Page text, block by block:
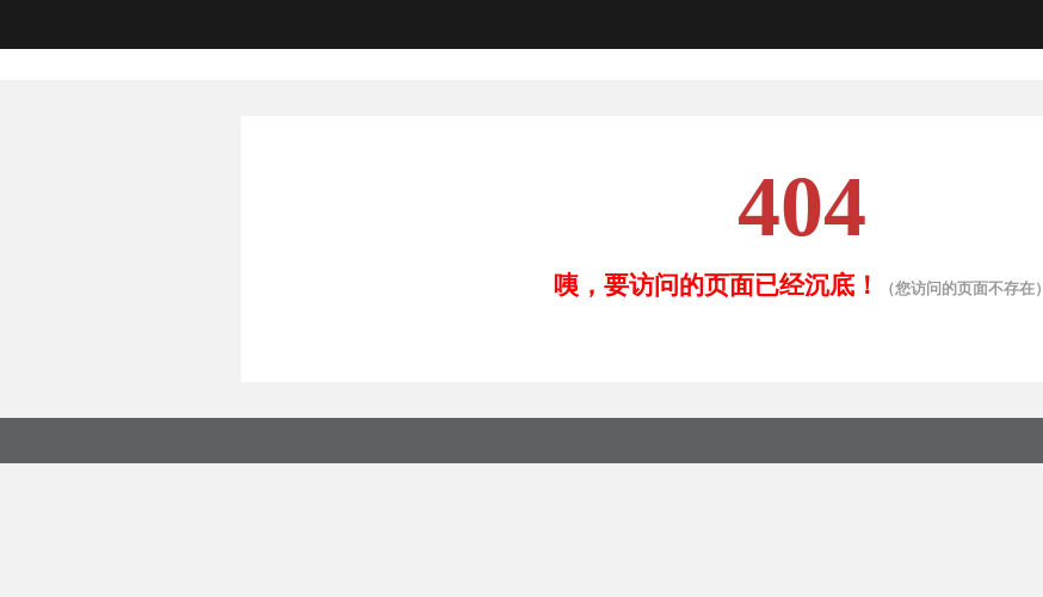
404
咦，要访问的页面已经沉底！ （您访问的页面不存在）